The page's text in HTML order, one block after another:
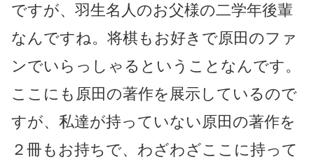
ですが、羽生名人のお父様の二学年後輩
なんですね。将棋もお好きで原田のファ
ンでいらっしゃるということなんです。
ここにも原田の著作を展示しているので
すが、私達が持っていない原田の著作を
２冊もお持ちで、わざわざここに持って